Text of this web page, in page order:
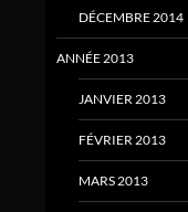
DÉCEMBRE 2014
ANNÉE 2013
JANVIER 2013
FÉVRIER 2013
MARS 2013